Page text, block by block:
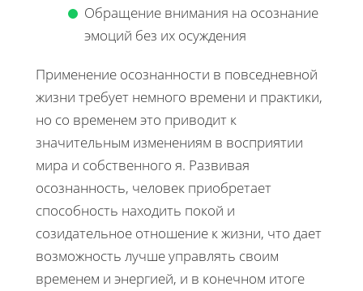
Обращение внимания на осознание
эмоций без их осуждения
Применение осознанности в повседневной
жизни требует немного времени и практики,
но со временем это приводит к
значительным изменениям в восприятии
мира и собственного я. Развивая
осознанность, человек приобретает
способность находить покой и
созидательное отношение к жизни, что дает
возможность лучше управлять своим
временем и энергией, и в конечном итоге